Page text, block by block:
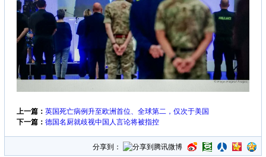
上一篇： 英国死亡病例升至欧洲首位、全球第二，仅次于美国
下一篇： 德国名厨就歧视中国人言论将被指控
分享到：